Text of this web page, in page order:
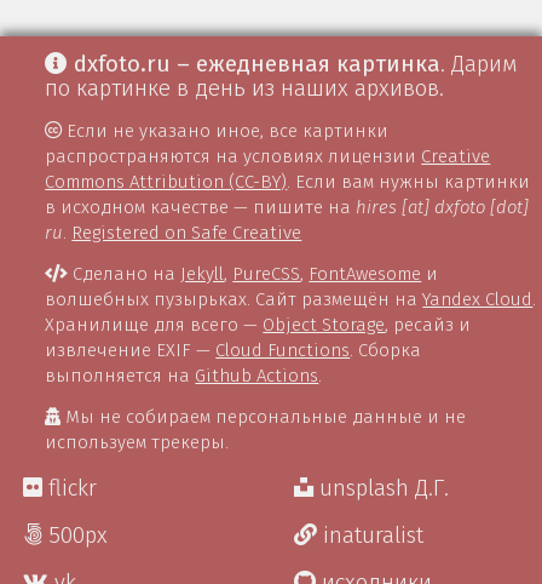
dxfoto.ru – ежедневная картинка. Дарим
по картинке в день из наших архивов.
Если не указано иное, все картинки
распространяются на условиях лицензии Creative
Commons Attribution (CC-BY) . Если вам нужны картинки
в исходном качестве — пишите на hires [at] dxfoto [dot]
ru Registered on Safe Creative
Сделано на Jekyll, PureCSS, FontAwesome и
волшебных пузырьках. Сайт размещён наYandex Cloud
Хранилище для всего — Object Storage, ресайз и
извлечение EXIF — Cloud Functions . Сборка
выполняется на Github Actions
Мы не собираем персональные данные и не
используем трекеры.
flickr
500px
unsplash Д.Г.
inaturalist